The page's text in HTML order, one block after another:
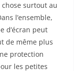
surtout au
l’ensemble,
d’écran peut
de même plus
protection
les petites